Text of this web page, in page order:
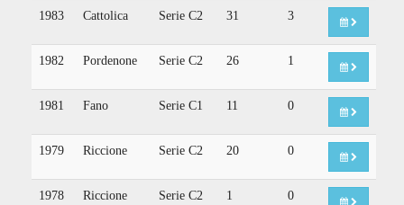
1983 Cattolica Serie C2 31 3
1982 Pordenone Serie C2 26 1
1981 Fano Serie C1 11 0
1979 Riccione Serie C2 20 0
1978 Riccione Serie C2 1 0